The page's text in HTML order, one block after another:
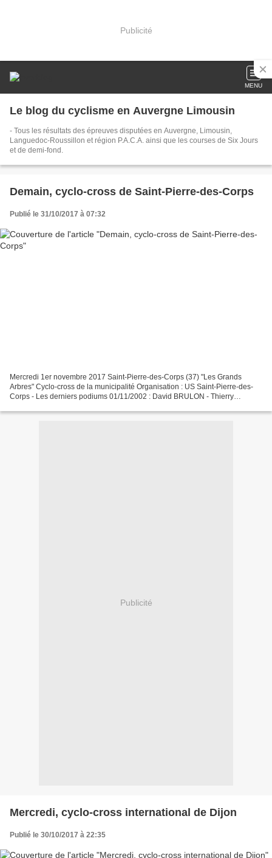
Publicité
MENU
Le blog du cyclisme en Auvergne Limousin
- Tous les résultats des épreuves disputées en Auvergne, Limousin,
Languedoc-Roussillon et région P.A.C.A. ainsi que les courses de Six Jours
et de demi-fond.
Demain, cyclo-cross de Saint-Pierre-des-Corps
Publié le 31/10/2017 à 07:32
Mercredi 1er novembre 2017 Saint-Pierre-des-Corps (37) "Les Grands
Arbres" Cyclo-cross de la municipalité Organisation : US Saint-Pierre-des-
Corps - Les derniers podiums 01/11/2002 : David BRULON - Thierry
Publicité
Mercredi, cyclo-cross international de Dijon
Publié le 30/10/2017 à 22:35